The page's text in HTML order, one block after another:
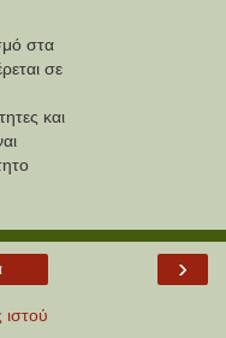
στα
σε
και
›